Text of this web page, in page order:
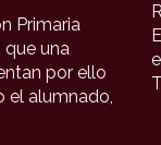
Primaria
que una
por ello
el alumnado,